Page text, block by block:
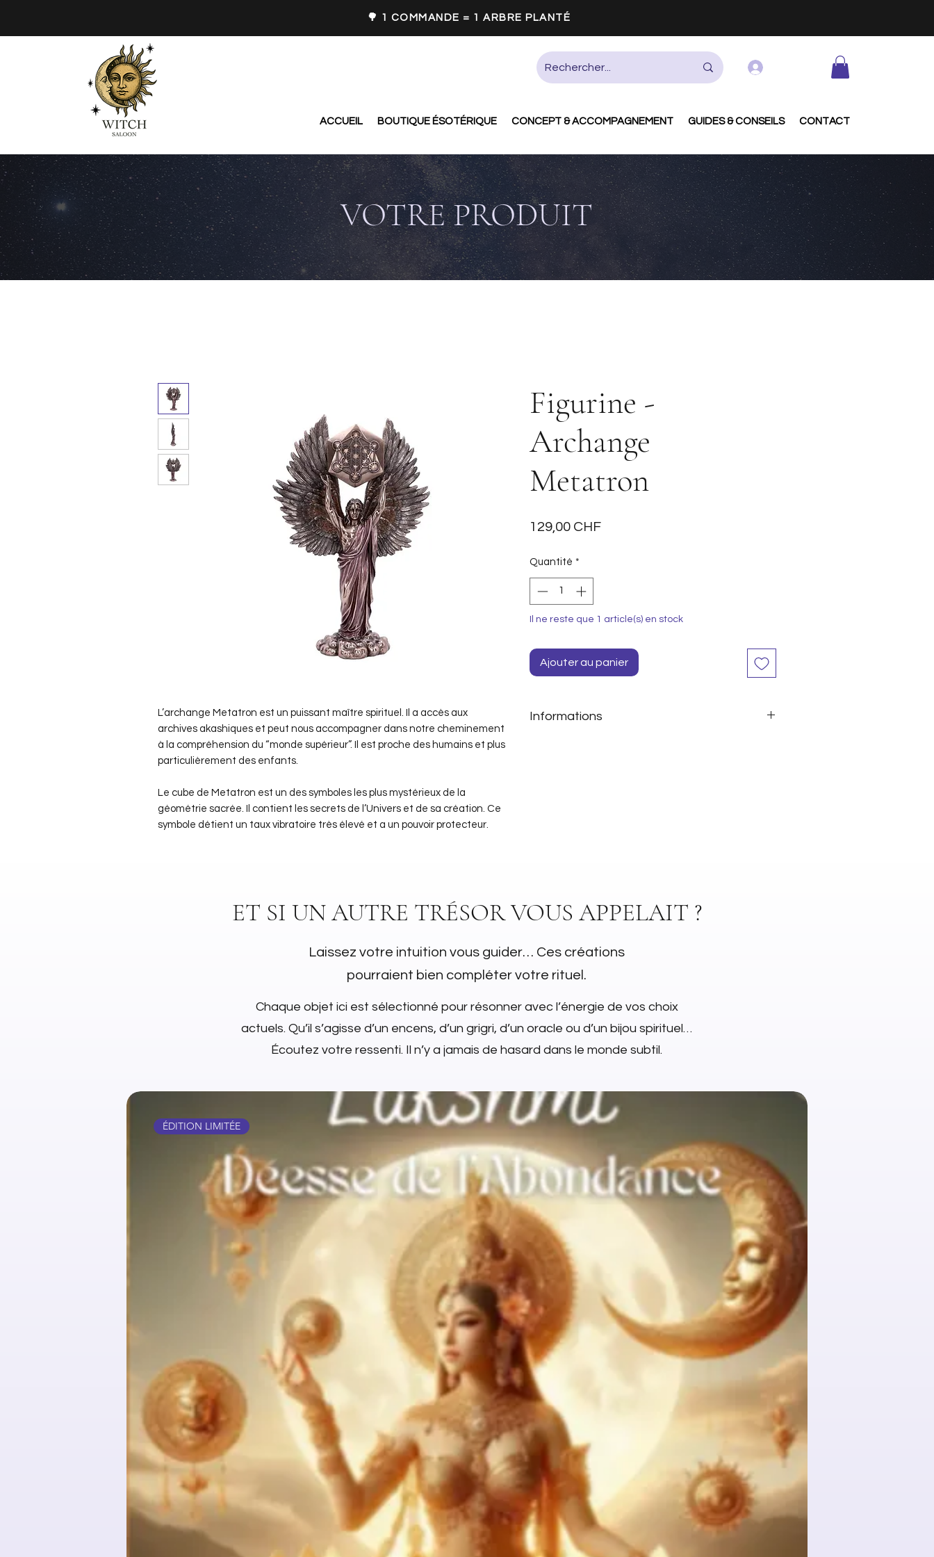
🌳 1 COMMANDE = 1 ARBRE PLANTÉ
Se connecter
ACCUEIL BOUTIQUE ÉSOTÉRIQUE CONCEPT & ACCOMPAGNEMENT GUIDES & CONSEILS CONTACT
VOTRE PRODUIT
L’archange Metatron est un puissant maître spirituel. Il a accès aux
archives akashiques et peut nous accompagner dans notre cheminement
à la compréhension du “monde supérieur”. Il est proche des humains et plus
particulièrement des enfants.
Le cube de Metatron est un des symboles les plus mystérieux de la
géométrie sacrée. Il contient les secrets de l’Univers et de sa création. Ce
symbole détient un taux vibratoire très élevé et a un pouvoir protecteur.
Figurine -
Archange
Metatron
129,00 CHFPrix
Quantité *
Il ne reste que 1 article(s) en stock
Ajouter au panier
Informations
ET SI UN AUTRE TRÉSOR VOUS APPELAIT ?
Laissez votre intuition vous guider… Ces créations
pourraient bien compléter votre rituel.
Chaque objet ici est sélectionné pour résonner avec l’énergie de vos choix
actuels. Qu’il s’agisse d’un encens, d’un grigri, d’un oracle ou d’un bijou spirituel…
Écoutez votre ressenti. Il n’y a jamais de hasard dans le monde subtil.
ÉDITION LIMITÉE